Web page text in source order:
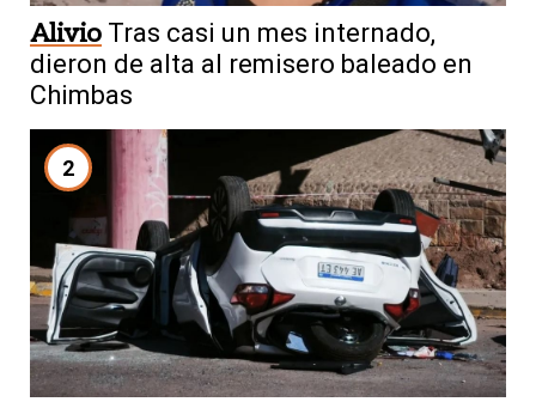
Alivio Tras casi un mes internado,
dieron de alta al remisero baleado en
Chimbas
2